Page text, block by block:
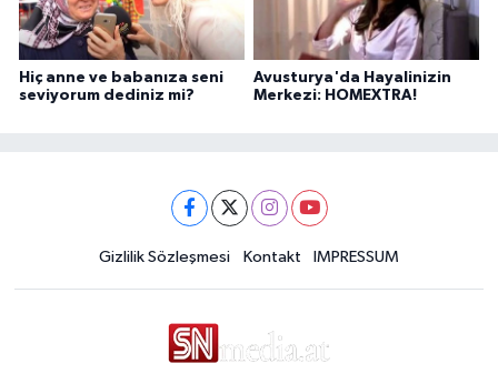
Hiç anne ve babanıza seni
seviyorum dediniz mi?
Avusturya'da Hayalinizin
Merkezi: HOMEXTRA!
Gizlilik Sözleşmesi Kontakt IMPRESSUM